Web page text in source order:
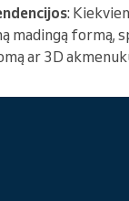
:
formą,
ar 3D